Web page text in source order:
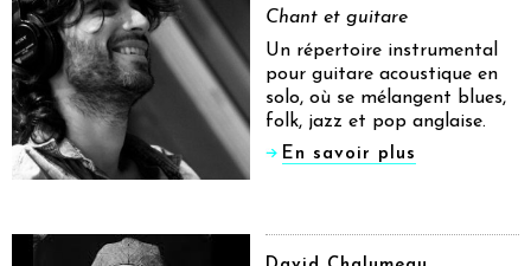
Chant et guitare
Un répertoire instrumental
pour guitare acoustique en
solo, où se mélangent blues,
folk, jazz et pop anglaise.
En savoir plus